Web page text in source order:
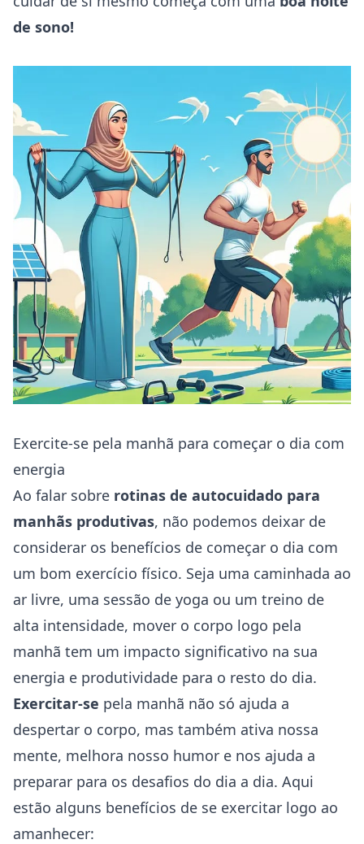
de sono!
Exercite-se pela manhã para começar o dia com
energia
Ao falar sobre rotinas de autocuidado para
manhãs produtivas, não podemos deixar de
considerar os benefícios de começar o dia com
um bom exercício físico. Seja uma caminhada ao
ar livre, uma sessão de yoga ou um treino de
alta intensidade, mover o corpo logo pela
manhã tem um impacto significativo na sua
energia e produtividade para o resto do dia.
Exercitar-se pela manhã não só ajuda a
despertar o corpo, mas também ativa nossa
mente, melhora nosso humor e nos ajuda a
preparar para os desafios do dia a dia. Aqui
estão alguns benefícios de se exercitar logo ao
amanhecer: